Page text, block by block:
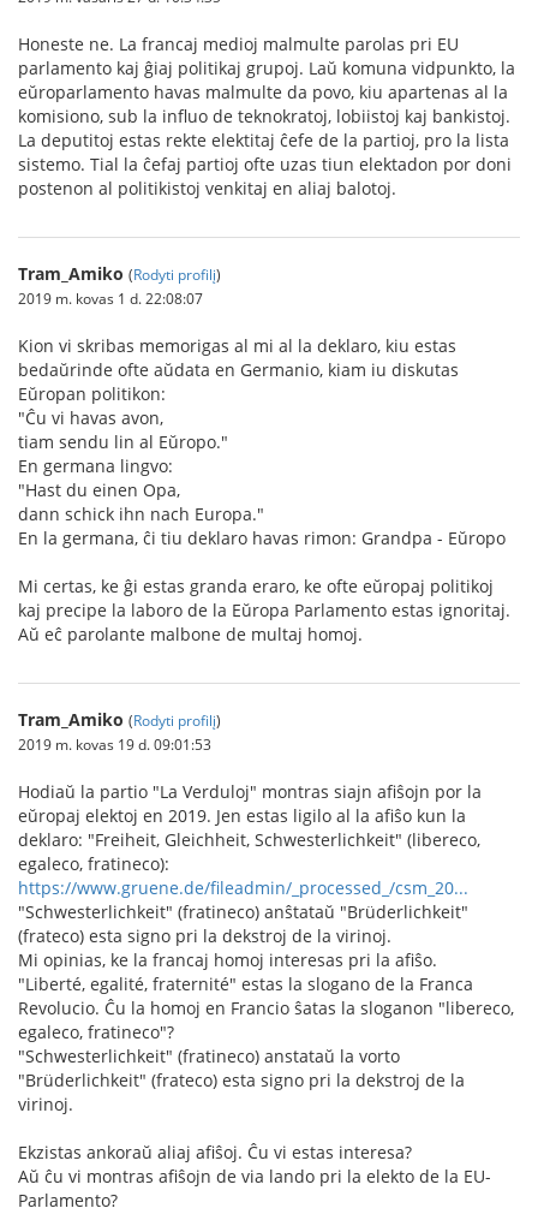
Honeste ne. La francaj medioj malmulte parolas pri EU
parlamento kaj ĝiaj politikaj grupoj. Laŭ komuna vidpunkto, la
eŭroparlamento havas malmulte da povo, kiu apartenas al la
komisiono, sub la influo de teknokratoj, lobiistoj kaj bankistoj.
La deputitoj estas rekte elektitaj ĉefe de la partioj, pro la lista
sistemo. Tial la ĉefaj partioj ofte uzas tiun elektadon por doni
postenon al politikistoj venkitaj en aliaj balotoj.
Tram_Amiko (Rodyti profilį)
2019 m. kovas 1 d. 22:08:07
Kion vi skribas memorigas al mi al la deklaro, kiu estas
bedaŭrinde ofte aŭdata en Germanio, kiam iu diskutas
Eŭropan politikon:
"Ĉu vi havas avon,
tiam sendu lin al Eŭropo."
En germana lingvo:
"Hast du einen Opa,
dann schick ihn nach Europa."
En la germana, ĉi tiu deklaro havas rimon: Grandpa - Eŭropo
Mi certas, ke ĝi estas granda eraro, ke ofte eŭropaj politikoj
kaj precipe la laboro de la Eŭropa Parlamento estas ignoritaj.
Aŭ eĉ parolante malbone de multaj homoj.
Tram_Amiko (Rodyti profilį)
2019 m. kovas 19 d. 09:01:53
Hodiaŭ la partio "La Verduloj" montras siajn afiŝojn por la
eŭropaj elektoj en 2019. Jen estas ligilo al la afiŝo kun la
deklaro: "Freiheit, Gleichheit, Schwesterlichkeit" (libereco,
egaleco, fratineco):
https://www.gruene.de/fileadmin/_processed_/csm_20...
"Schwesterlichkeit" (fratineco) anŝtataŭ "Brüderlichkeit"
(frateco) esta signo pri la dekstroj de la virinoj.
Mi opinias, ke la francaj homoj interesas pri la afiŝo.
"Liberté, egalité, fraternité" estas la slogano de la Franca
Revolucio. Ĉu la homoj en Francio ŝatas la sloganon "libereco,
egaleco, fratineco"?
"Schwesterlichkeit" (fratineco) anstataŭ la vorto
"Brüderlichkeit" (frateco) esta signo pri la dekstroj de la
virinoj.
Ekzistas ankoraŭ aliaj afiŝoj. Ĉu vi estas interesa?
Aŭ ĉu vi montras afiŝojn de via lando pri la elekto de la EU-
Parlamento?